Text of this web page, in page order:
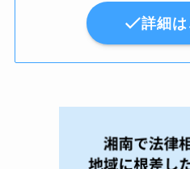
詳細